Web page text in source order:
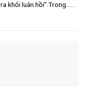
khỏi luân hồi”.Trong......